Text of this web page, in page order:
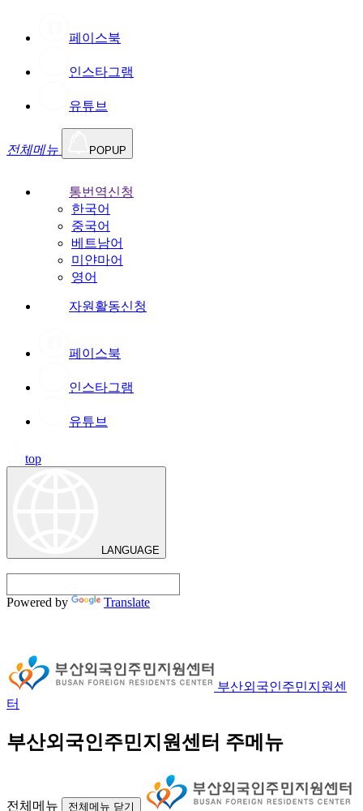
페이스북
인스타그램
유튜브
전체메뉴 POPUP
통번역신청
한국어
중국어
베트남어
미얀마어
영어
자원활동신청
페이스북
인스타그램
유튜브
top
LANGUAGE
Powered by Translate
부산외국인주민지원센
터
부산외국인주민지원센터 주메뉴
전체메뉴 전체메뉴 닫기